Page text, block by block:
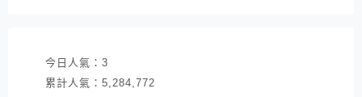
今日人氣： 3
累計人氣： 5,284,772